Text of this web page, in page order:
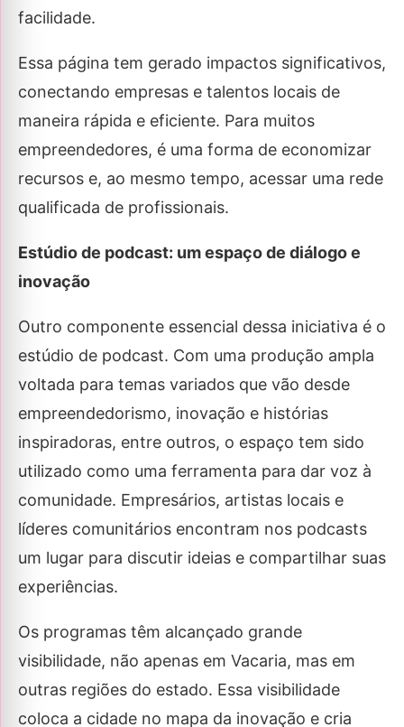
facilidade.
Essa página tem gerado impactos significativos,
conectando empresas e talentos locais de
maneira rápida e eficiente. Para muitos
empreendedores, é uma forma de economizar
recursos e, ao mesmo tempo, acessar uma rede
qualificada de profissionais.
Estúdio de podcast: um espaço de diálogo e
inovação
Outro componente essencial dessa iniciativa é o
estúdio de podcast. Com uma produção ampla
voltada para temas variados que vão desde
empreendedorismo, inovação e histórias
inspiradoras, entre outros, o espaço tem sido
utilizado como uma ferramenta para dar voz à
comunidade. Empresários, artistas locais e
líderes comunitários encontram nos podcasts
um lugar para discutir ideias e compartilhar suas
experiências.
Os programas têm alcançado grande
visibilidade, não apenas em Vacaria, mas em
outras regiões do estado. Essa visibilidade
coloca a cidade no mapa da inovação e cria